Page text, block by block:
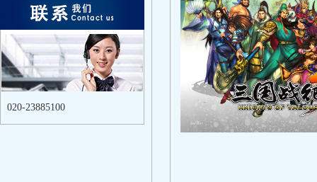
020-23885100